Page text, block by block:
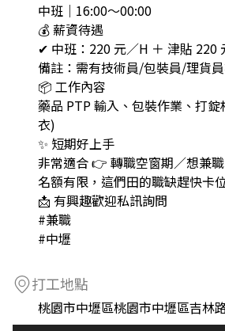
中班｜16:00～00:00
💰 薪資待遇
✔ 中班：220 元／H ＋ 津貼 220
備註：需有技術員/包裝員/理貨
📦 工作內容
藥品 PTP 輸入、包裝作業、打
衣)
✨ 短期好上手
非常適合 👉 轉職空窗期／想兼職
名額有限，這們田的職缺趕快卡
📩 有興趣歡迎私訊詢問
#兼職
#中壢
打工地點
桃園市中壢區桃園市中壢區吉林